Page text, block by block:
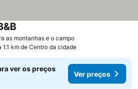
as montanhas e o campo
1.1 km de Centro da cidade
ver os preços
Ver preços